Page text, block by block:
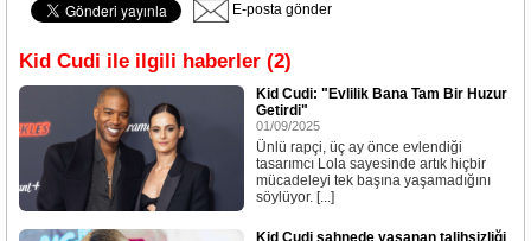
E-posta gönder
Kid Cudi ile ilgili haberler (2)
Kid Cudi: "Evlilik Bana Tam Bir Huzur
Getirdi"
01/09/2025
Ünlü rapçi, üç ay önce evlendiği
tasarımcı Lola sayesinde artık hiçbir
mücadeleyi tek başına yaşamadığını
söylüyor. [...]